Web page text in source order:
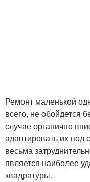
Ремонт маленькой
всего, не обойдется
случае органично
адаптировать их под
весьма
является наиболее
квадратуры.